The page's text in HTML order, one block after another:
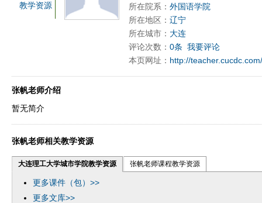
教学资源
所在院系： 外国语学院
所在地区： 辽宁
所在城市： 大连
评论次数： 0条 我要评论
本页网址： http://
张帆老师介绍
暂无简介
张帆老师相关教学资源
大连理工大学城市学院教学资源 张帆老师课程教学资源
更多课件（包）>>
更多文库>>